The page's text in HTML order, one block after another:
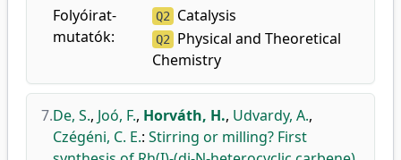
Folyóirat-
mutatók:
Q2 Catalysis
Q2
Physical and Theoretical
Chemistry
7.De, S., Joó, F., Horváth, H., Udvardy, A.,
Czégéni, C. E.: Stirring or milling? First